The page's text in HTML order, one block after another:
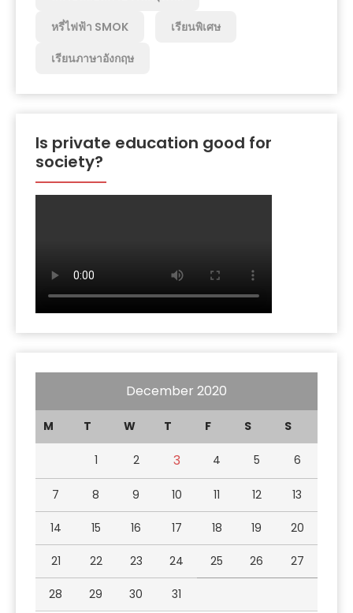
หรี่ไฟฟ้า SMOK
เรียนพิเศษ
เรียนภาษาอังกฤษ
Is private education good for
society?
December 2020
M T W T F S S
1 2 3 4 5 6
7 8 9 10 11 12 13
14 15 16 17 18 19 20
21 22 23 24 25 26 27
28 29 30 31